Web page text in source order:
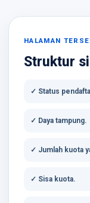
HALAMAN
Struktur
✓ Status
✓ Daya tampung.
✓ Jumlah kuota
✓ Sisa kuota.